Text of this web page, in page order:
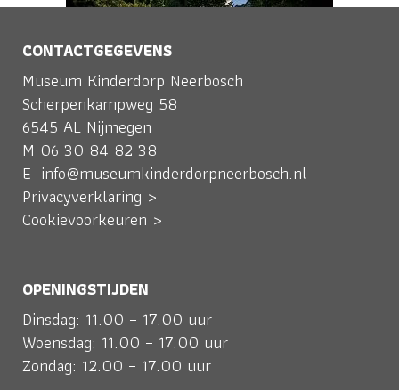
CONTACTGEGEVENS
Museum Kinderdorp Neerbosch
Scherpenkampweg 58
6545 AL Nijmegen
M 06 30 84 82 38
E info@museumkinderdorpneerbosch.nl
Privacyverklaring >
Cookievoorkeuren >
OPENINGSTIJDEN
Dinsdag: 11.00 – 17.00 uur
Woensdag: 11.00 – 17.00 uur
Zondag: 12.00 – 17.00 uur